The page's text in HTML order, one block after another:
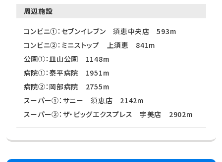
周辺施設
コンビニ①：セブンイレブン 須恵中央店 593m
コンビニ②：ミニストップ 上須恵 841m
公園①：皿山公園 1148m
病院①：泰平病院 1951m
病院②：岡部病院 2755m
スーパー①：サニー 須恵店 2142m
スーパー②：ザ・ビッグエクスプレス 宇美店 2902m